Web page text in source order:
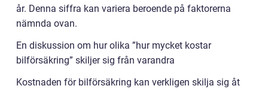
år. Denna siffra kan variera beroende på faktorerna
nämnda ovan.
En diskussion om hur olika ”hur mycket kostar
bilförsäkring” skiljer sig från varandra
Kostnaden för bilförsäkring kan verkligen skilja sig åt